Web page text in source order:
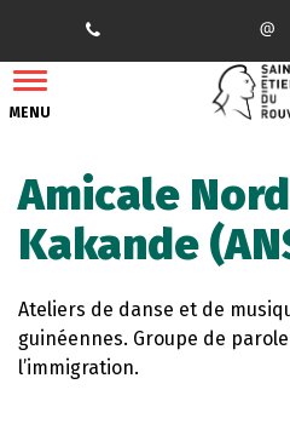
MENU
Amicale
Kakande
Ateliers de danse et de
guinéennes. Groupe de
l’immigration.